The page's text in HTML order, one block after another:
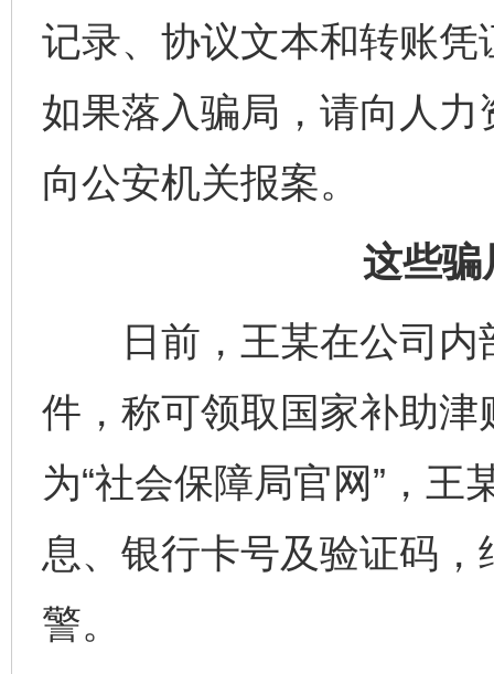
记录、协议文本和转账
如果落入骗局，请向人
向公安机关报案。
这些骗
日前，王某在公司内
件，称可领取国家补助
为“社会保障局官网”，
息、银行卡号及验证码
警。